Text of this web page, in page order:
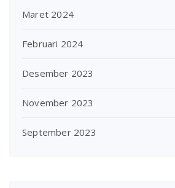
Maret 2024
Februari 2024
Desember 2023
November 2023
September 2023